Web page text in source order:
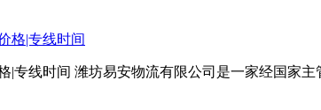
格|专线时间
|专线时间 潍坊易安物流有限公司是一家经国家